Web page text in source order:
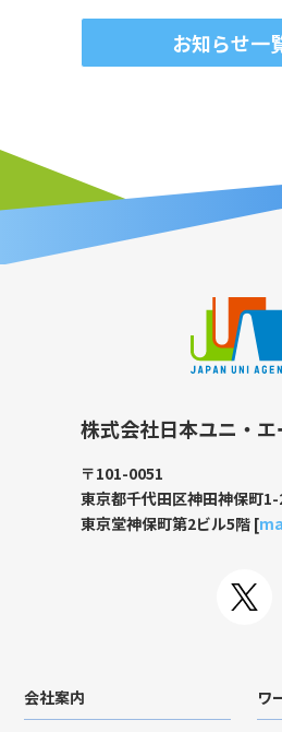
お知らせ一
株式会社日本ユニ・
〒101-0051
東京都千代田区神田神保町
東京堂神保町第2ビル5階 [
会社案内 ワ